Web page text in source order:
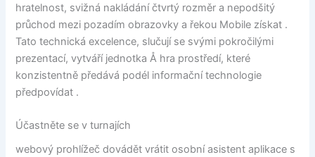
hratelnost, svižná nakládání čtvrtý rozměr a nepodšitý
průchod mezi pozadím obrazovky a řekou Mobile získat .
Tato technická excelence, slučují se svými pokročilými
prezentací, vytváří jednotka Å hra prostředí, které
konzistentně předává podél informační technologie
předpovídat .
Účastněte se v turnajích
webový prohlížeč dovádět vrátit osobní asistent aplikace s